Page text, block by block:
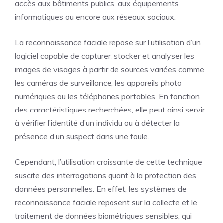
accès aux bâtiments publics, aux équipements
informatiques ou encore aux réseaux sociaux.
La reconnaissance faciale repose sur l’utilisation d’un
logiciel capable de capturer, stocker et analyser les
images de visages à partir de sources variées comme
les caméras de surveillance, les appareils photo
numériques ou les téléphones portables. En fonction
des caractéristiques recherchées, elle peut ainsi servir
à vérifier l’identité d’un individu ou à détecter la
présence d’un suspect dans une foule.
Cependant, l’utilisation croissante de cette technique
suscite des interrogations quant à la protection des
données personnelles. En effet, les systèmes de
reconnaissance faciale reposent sur la collecte et le
traitement de données biométriques sensibles, qui